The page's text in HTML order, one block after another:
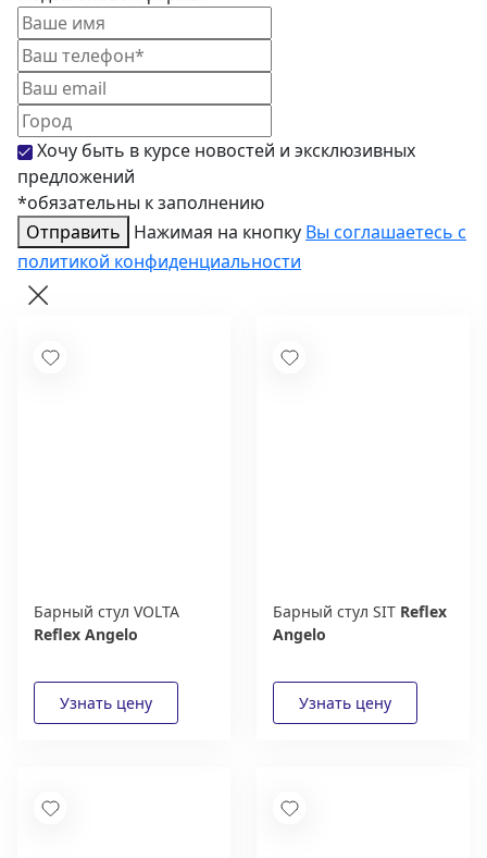
Журнальные столики
Диваны
Аксессуары
Хочу быть в курсе новостей и эксклюзивных
предложений
*обязательны к заполнению
Отправить
Нажимая на кнопку Вы соглашаетесь с
политикой конфиденциальности
Барный стул VOLTA
Reflex Angelo
Барный стул SIT Reflex
Angelo